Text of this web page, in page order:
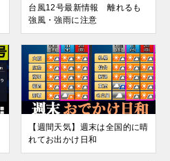
台風12号最新情報 離れるも
強風・強雨に注意
【週間天気】週末は全国的に晴
れてお出かけ日和